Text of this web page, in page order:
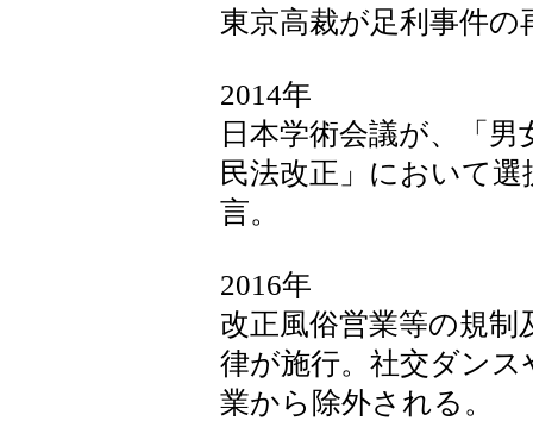
東京高裁が足利事件の
2014年
日本学術会議が、「
民法改正」において
言。
2016年
改正風俗営業等の規
律が施行。社交ダン
業から除外される。